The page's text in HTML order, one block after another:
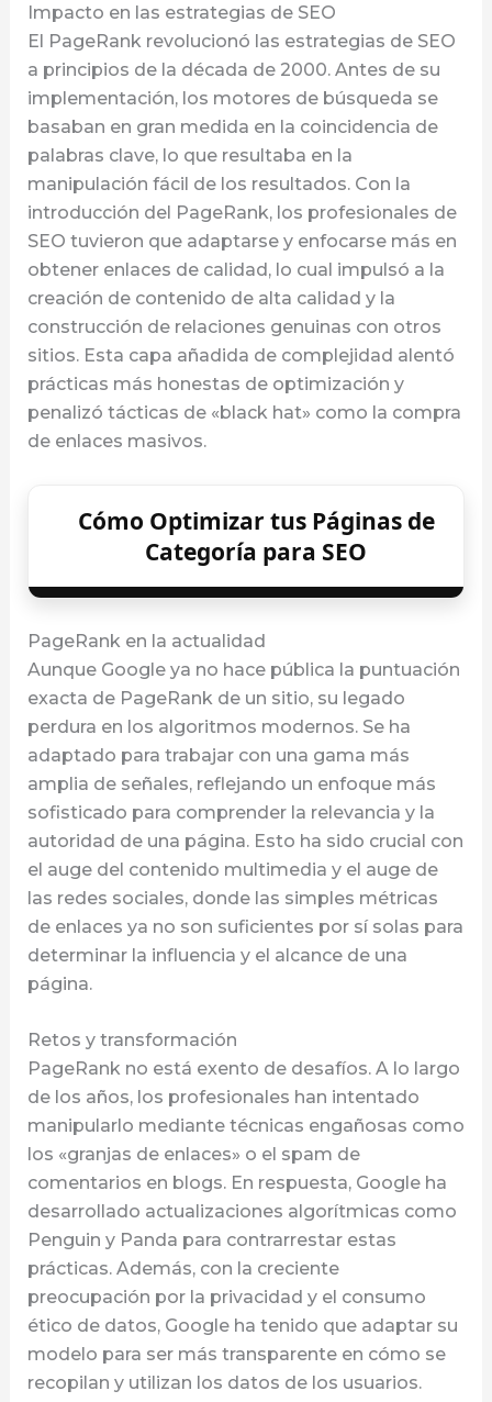
Impacto en las estrategias de SEO
El PageRank revolucionó las estrategias de SEO
a principios de la década de 2000. Antes de su
implementación, los motores de búsqueda se
basaban en gran medida en la coincidencia de
palabras clave, lo que resultaba en la
manipulación fácil de los resultados. Con la
introducción del PageRank, los profesionales de
SEO tuvieron que adaptarse y enfocarse más en
obtener enlaces de calidad, lo cual impulsó a la
creación de contenido de alta calidad y la
construcción de relaciones genuinas con otros
sitios. Esta capa añadida de complejidad alentó
prácticas más honestas de optimización y
penalizó tácticas de «black hat» como la compra
de enlaces masivos.
Cómo Optimizar tus Páginas de
Categoría para SEO
PageRank en la actualidad
Aunque Google ya no hace pública la puntuación
exacta de PageRank de un sitio, su legado
perdura en los algoritmos modernos. Se ha
adaptado para trabajar con una gama más
amplia de señales, reflejando un enfoque más
sofisticado para comprender la relevancia y la
autoridad de una página. Esto ha sido crucial con
el auge del contenido multimedia y el auge de
las redes sociales, donde las simples métricas
de enlaces ya no son suficientes por sí solas para
determinar la influencia y el alcance de una
página.
Retos y transformación
PageRank no está exento de desafíos. A lo largo
de los años, los profesionales han intentado
manipularlo mediante técnicas engañosas como
los «granjas de enlaces» o el spam de
comentarios en blogs. En respuesta, Google ha
desarrollado actualizaciones algorítmicas como
Penguin y Panda para contrarrestar estas
prácticas. Además, con la creciente
preocupación por la privacidad y el consumo
ético de datos, Google ha tenido que adaptar su
modelo para ser más transparente en cómo se
recopilan y utilizan los datos de los usuarios.